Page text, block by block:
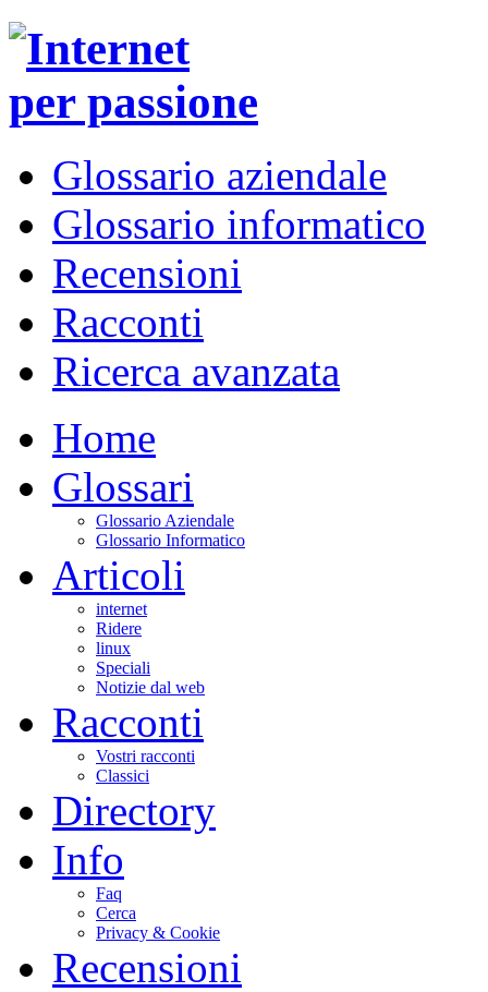
Glossario aziendale
Glossario informatico
Recensioni
Racconti
Ricerca avanzata
Home
Glossari
Glossario Aziendale
Glossario Informatico
Articoli
internet
Ridere
linux
Speciali
Notizie dal web
Racconti
Vostri racconti
Classici
Directory
Info
Faq
Cerca
Privacy & Cookie
Recensioni